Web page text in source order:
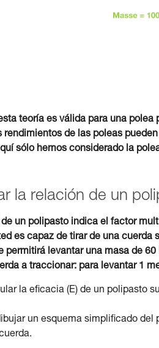
teoría es válida para una
rendimientos de las poleas
sólo hemos considerado la
la relación de un
de un polipasto indica el factor
es capaz de tirar de una
permitirá levantar una masa de
a traccionar: para levantar 1
la eficacia (E) de un polipasto
un esquema simplificado